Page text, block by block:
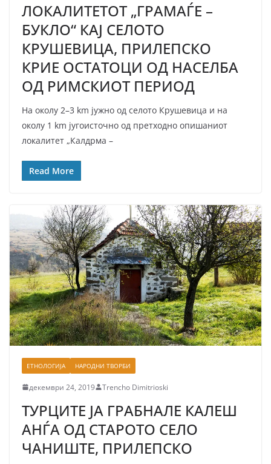
ЛОКАЛИТЕТОТ „ГРАМАЃЕ –
БУКЛО“ КАЈ СЕЛОТО
КРУШЕВИЦА, ПРИЛЕПСКО
КРИЕ ОСТАТОЦИ ОД НАСЕЛБА
ОД РИМСКИОТ ПЕРИОД
На околу 2–3 km јужно од селото Крушевица и на
околу 1 km југоисточно од претходно опишаниот
локалитет „Калдрма –
Read More
ЕТНОЛОГИЈА НАРОДНИ ТВОРБИ
декември 24, 2019 Trencho Dimitrioski
ТУРЦИТЕ ЈА ГРАБНАЛЕ КАЛЕШ
АНЃА ОД СТАРОТО СЕЛО
ЧАНИШТЕ, ПРИЛЕПСКО